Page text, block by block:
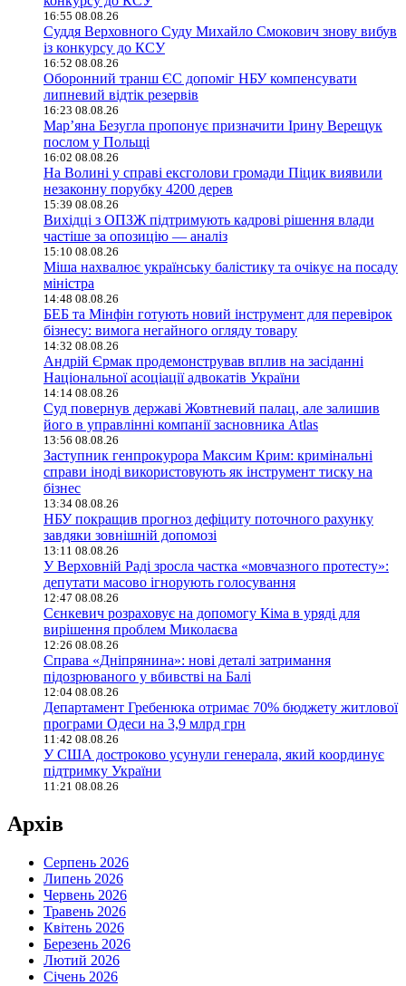
16:55 08.08.26
Суддя Верховного Суду Михайло Смокович знову вибув
із конкурсу до КСУ
16:52 08.08.26
Оборонний транш ЄС допоміг НБУ компенсувати
липневий відтік резервів
16:23 08.08.26
Мар’яна Безугла пропонує призначити Ірину Верещук
послом у Польщі
16:02 08.08.26
На Волині у справі ексголови громади Піцик виявили
незаконну порубку 4200 дерев
15:39 08.08.26
Вихідці з ОПЗЖ підтримують кадрові рішення влади
частіше за опозицію — аналіз
15:10 08.08.26
Міша нахвалює українську балістику та очікує на посаду
міністра
14:48 08.08.26
БЕБ та Мінфін готують новий інструмент для перевірок
бізнесу: вимога негайного огляду товару
14:32 08.08.26
Андрій Єрмак продемонстрував вплив на засіданні
Національної асоціації адвокатів України
14:14 08.08.26
Суд повернув державі Жовтневий палац, але залишив
його в управлінні компанії засновника Atlas
13:56 08.08.26
Заступник генпрокурора Максим Крим: кримінальні
справи іноді використовують як інструмент тиску на
бізнес
13:34 08.08.26
НБУ покращив прогноз дефіциту поточного рахунку
завдяки зовнішній допомозі
13:11 08.08.26
У Верховній Раді зросла частка «мовчазного протесту»:
депутати масово ігнорують голосування
12:47 08.08.26
Сєнкевич розраховує на допомогу Кіма в уряді для
вирішення проблем Миколаєва
12:26 08.08.26
Справа «Дніпрянина»: нові деталі затримання
підозрюваного у вбивстві на Балі
12:04 08.08.26
Департамент Гребенюка отримає 70% бюджету житлової
програми Одеси на 3,9 млрд грн
11:42 08.08.26
У США достроково усунули генерала, який координує
підтримку України
11:21 08.08.26
Архів
Серпень 2026
Липень 2026
Червень 2026
Травень 2026
Квітень 2026
Березень 2026
Лютий 2026
Січень 2026